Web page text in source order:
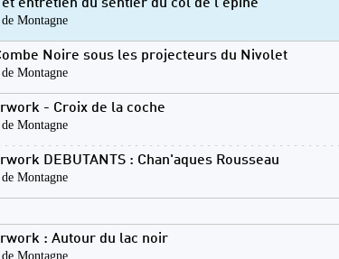
et entretien du sentier du col de l'épine
Montagne
Noire sous les projecteurs du Nivolet
Montagne
- Croix de la coche
Montagne
DEBUTANTS : Chan'aques Rousseau
Montagne
: Autour du lac noir
Montagne